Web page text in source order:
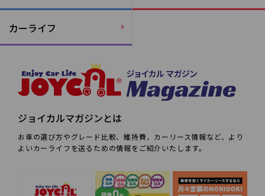
カーライフ
ジョイカルマガジンとは
お車の選び方やグレード比較、維持費、カーリース情報など、より
よいカーライフを送るための情報をご紹介いたします。